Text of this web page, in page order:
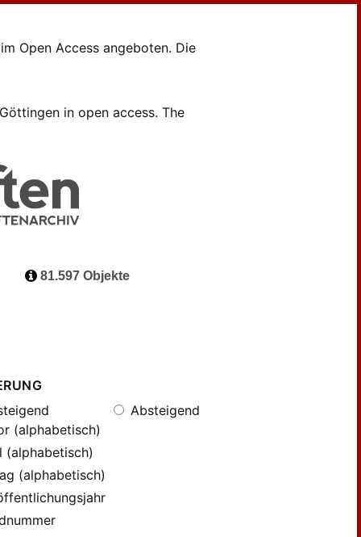
Open Access angeboten. Die
in open access. The
81.597 Objekte
Absteigend
(alphabetisch)
(alphabetisch)
(alphabetisch)